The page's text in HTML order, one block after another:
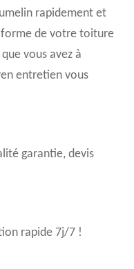
rapidement et
de votre toiture
vous avez à
entretien vous
garantie, devis
rapide 7j/7 !